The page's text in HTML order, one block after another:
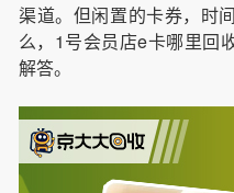
渠道。但闲置的卡券，时
么，1号会员店e卡哪里回
解答。